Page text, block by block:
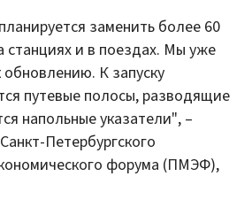
заменить более 60
станциях и в поездах. Мы уже
обновлению. К запуску
путевые полосы, разводящие
напольные указатели", –
Петербургского
форума (ПМЭФ),